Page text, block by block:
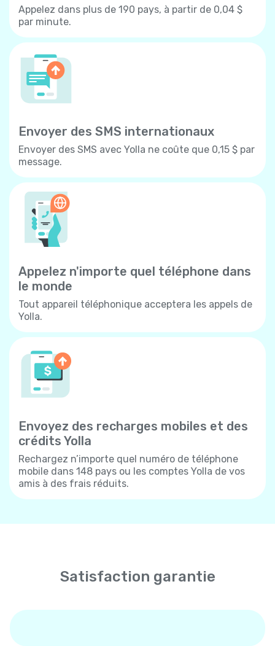
Appelez dans plus de 190 pays, à partir de 0,04 $
par minute.
Envoyer des SMS internationaux
Envoyer des SMS avec Yolla ne coûte que 0,15 $ par
message.
Appelez n'importe quel téléphone dans
le monde
Tout appareil téléphonique acceptera les appels de
Yolla.
Envoyez des recharges mobiles et des
crédits Yolla
Rechargez n’importe quel numéro de téléphone
mobile dans 148 pays ou les comptes Yolla de vos
amis à des frais réduits.
Satisfaction garantie